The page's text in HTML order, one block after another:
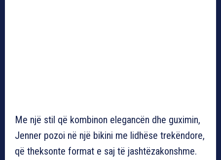
Me një stil që kombinon elegancën dhe guximin,
Jenner pozoi në një bikini me lidhëse trekëndore,
që theksonte format e saj të jashtëzakonshme.